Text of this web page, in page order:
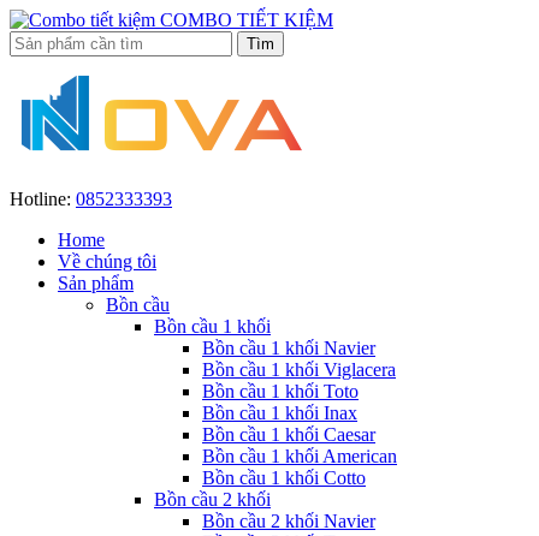
COMBO TIẾT KIỆM
Hotline: 0852333393
Home
Về chúng tôi
Sản phẩm
Bồn cầu
Bồn cầu 1 khối
Bồn cầu 1 khối Navier
Bồn cầu 1 khối Viglacera
Bồn cầu 1 khối Toto
Bồn cầu 1 khối Inax
Bồn cầu 1 khối Caesar
Bồn cầu 1 khối American
Bồn cầu 1 khối Cotto
Bồn cầu 2 khối
Bồn cầu 2 khối Navier